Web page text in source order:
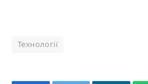
Технології